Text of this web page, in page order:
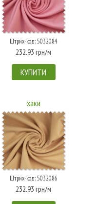
Штрих-код: 5032084
232.93 грн/м
КУПИТИ
хаки
Штрих-код: 5032086
232.93 грн/м